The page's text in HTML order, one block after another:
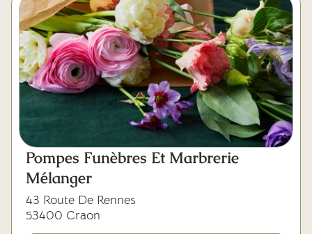
Pompes Funèbres Et Marbrerie
Mélanger
43 Route De Rennes
53400 Craon